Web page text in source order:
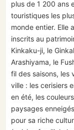
plus de 1 200 ans
touristiques les
monde entier. Elle
inscrits au
Kinkaku-ji, le
Arashiyama, le
fil des saisons, les
ville : les cerisiers
en été, les
paysages
pour sa riche